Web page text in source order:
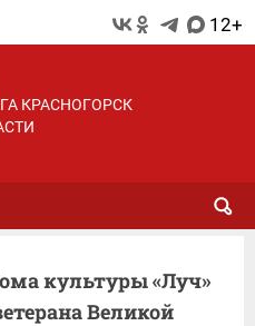
12+
КРАСНОГОРСК
культуры «Луч»
Великой